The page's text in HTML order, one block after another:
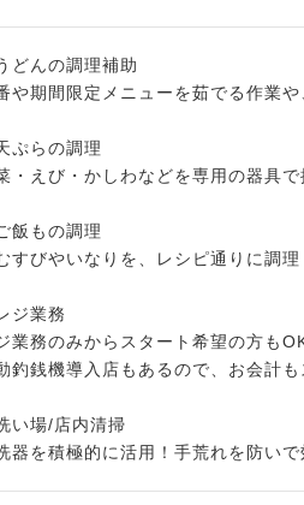
どんの調理補助
や期間限定メニューを茹でる作業や
ぷらの調理
・えび・かしわなどを専用の器具で
飯もの調理
すびやいなりを、レシピ通りに調理
ジ業務
業務のみからスタート希望の方も
釣銭機導入店もあるので、お会計も
い場/店内清掃
器を積極的に活用！手荒れを防い